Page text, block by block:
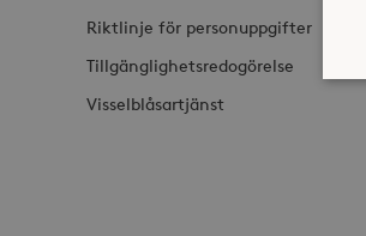
Riktlinje för personuppgifter
Tillgänglighetsredogörelse
Visselblåsartjänst